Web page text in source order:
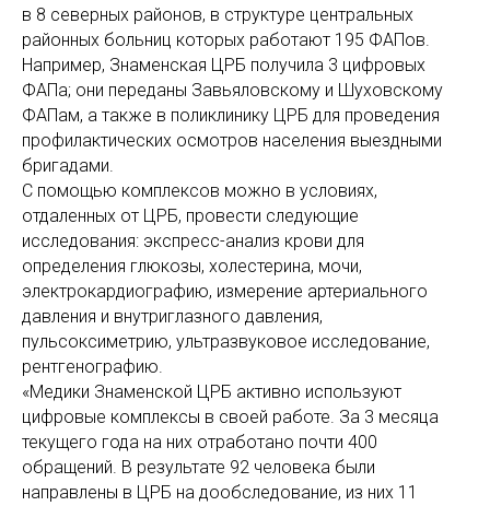
в 8 северных районов, в структуре центральных
районных больниц которых работают 195 ФАПов.
Например, Знаменская ЦРБ получила 3 цифровых
ФАПа; они переданы Завьяловскому и Шуховскому
ФАПам, а также в поликлинику ЦРБ для проведения
профилактических осмотров населения выездными
бригадами.
С помощью комплексов можно в условиях,
отдаленных от ЦРБ, провести следующие
исследования: экспресс-анализ крови для
определения глюкозы, холестерина, мочи,
электрокардиографию, измерение артериального
давления и внутриглазного давления,
пульсоксиметрию, ультразвуковое исследование,
рентгенографию.
«Медики Знаменской ЦРБ активно используют
цифровые комплексы в своей работе. За 3 месяца
текущего года на них отработано почти 400
обращений. В результате 92 человека были
направлены в ЦРБ на дообследование, из них 11